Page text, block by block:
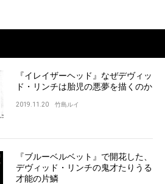
『イレイザーヘッド』なぜデヴィッ
ド・リンチは胎児の悪夢を描くのか
2019.11.20 竹島ルイ
『ブルーベルベット』で開花した、
デヴィッド・リンチの鬼才たりうる
才能の片鱗